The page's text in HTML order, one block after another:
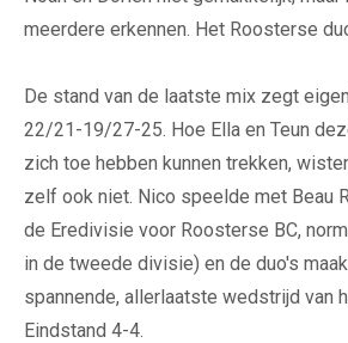
meerdere erkennen. Het Roosterse
De stand van de laatste mix zegt
22/21-19/27-25. Hoe Ella en Teun
zich toe hebben kunnen trekken,
zelf ook niet. Nico speelde met Beau
de Eredivisie voor Roosterse BC,
in de tweede divisie) en de duo's
spannende, allerlaatste wedstrijd van
Eindstand 4-4.